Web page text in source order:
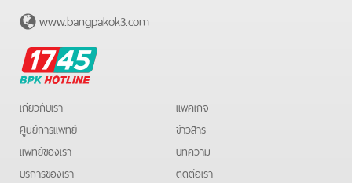
www.bangpakok3.com
BPK
Hotline
เกี่ยวกับเรา
ศูนย์การแพทย์
แพทย์ของเรา
บริการของเรา
แพคเกจ
ข่าวสาร
บทความ
ติดต่อเรา